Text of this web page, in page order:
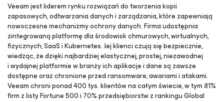
Veeam jest liderem rynku rozwiązań do tworzenia kopii
zapasowych, odtwarzania danych i zarządzania, które zapewniają
nowoczesne mechanizmy ochrony danych. Firma udostępnia
zintegrowaną platformę dla środowisk chmurowych, wirtualnych,
fizycznych, SaaS i Kubernetes. Jej klienci czują się bezpiecznie,
wiedząc, że dzięki najbardziej elastycznej, prostej, niezawodnej
i wydajnej platformie w branży ich aplikacje i dane są zawsze
dostępne oraz chronione przed ransomware, awariami i atakami.
Veeam chroni ponad 400 tys. klientów na całym świecie, w tym 81%
firm z listy Fortune 500 i 70% przedsiębiorstw z rankingu Global